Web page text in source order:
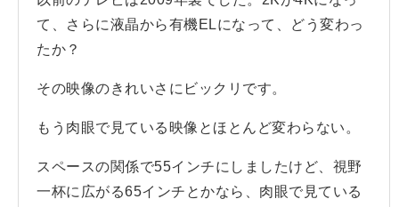
て、さらに液晶から有機ELになって、どう変わっ
たか？
その映像のきれいさにビックリです。
もう肉眼で見ている映像とほとんど変わらない。
スペースの関係で55インチにしましたけど、視野
一杯に広がる65インチとかなら、肉眼で見ている